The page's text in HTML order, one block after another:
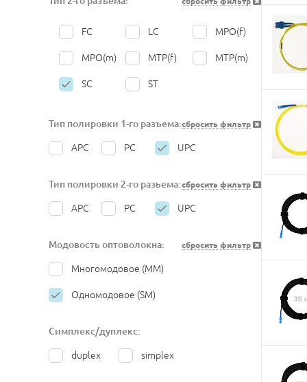
FC LC MPO(f)
MPO(m) MTP(f) MTP(m)
SC ST
Тип полировки 1-го разъема:сбросить фильтр
APC PC UPC
Тип полировки 2-го разьема:сбросить фильтр
APC PC UPC
Модовость оптоволокна: сбросить фильтр
Многомодовое (MM)
Одномодовое (SM)
Симплекс/дуплекс:
duplex simplex